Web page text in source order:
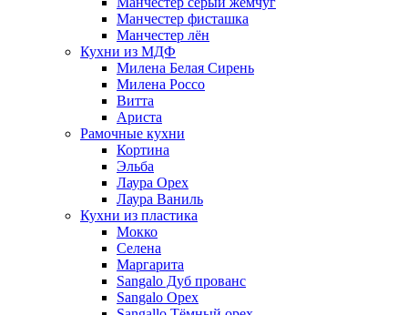
Манчестер фисташка
Манчестер лён
Кухни из МДФ
Милена Белая Сирень
Милена Россо
Витта
Ариста
Рамочные кухни
Кортина
Эльба
Лаура Орех
Лаура Ваниль
Кухни из пластика
Мокко
Селена
Маргарита
Sangalo Дуб прованс
Sangalo Орех